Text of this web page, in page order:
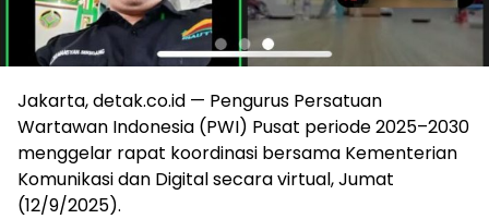
Jakarta, detak.co.id — Pengurus Persatuan
Wartawan Indonesia (PWI) Pusat periode 2025–2030
menggelar rapat koordinasi bersama Kementerian
Komunikasi dan Digital secara virtual, Jumat
(12/9/2025).